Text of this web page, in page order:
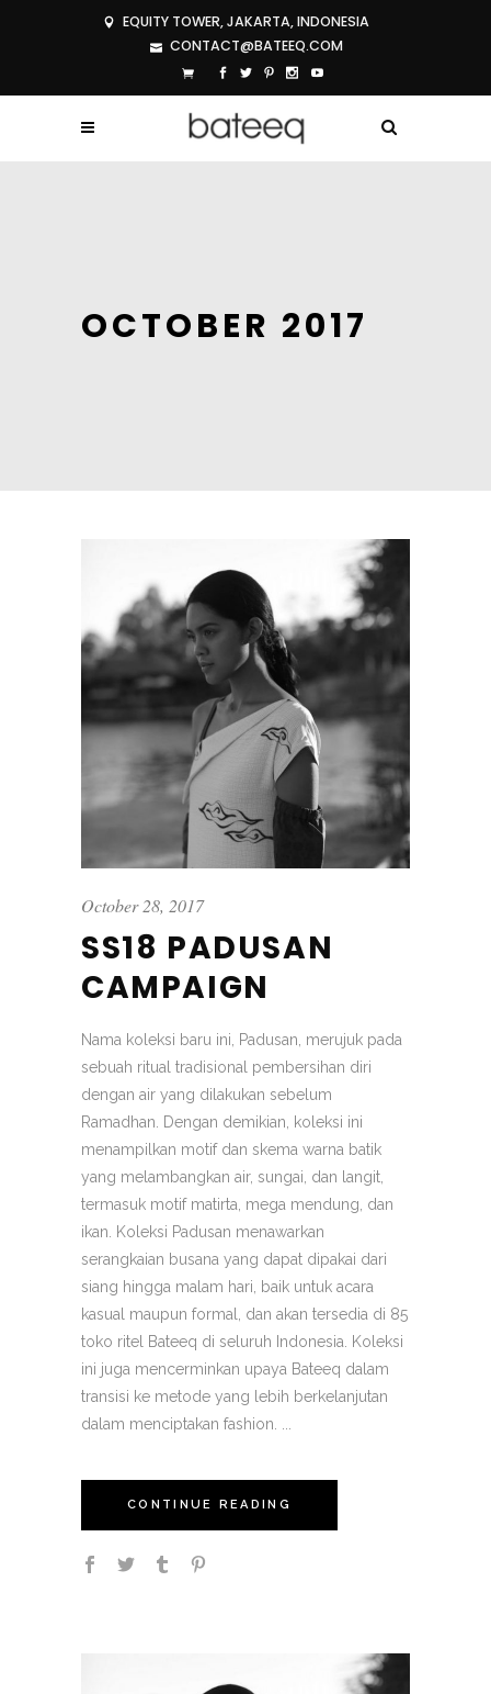
EQUITY TOWER, JAKARTA, INDONESIA
CONTACT@BATEEQ.COM
OCTOBER 2017
October 28, 2017
SS18 PADUSAN
CAMPAIGN
Nama koleksi baru ini, Padusan, merujuk pada
sebuah ritual tradisional pembersihan diri
dengan air yang dilakukan sebelum
Ramadhan. Dengan demikian, koleksi ini
menampilkan motif dan skema warna batik
yang melambangkan air, sungai, dan langit,
termasuk motif matirta, mega mendung, dan
ikan. Koleksi Padusan menawarkan
serangkaian busana yang dapat dipakai dari
siang hingga malam hari, baik untuk acara
kasual maupun formal, dan akan tersedia di 85
toko ritel Bateeq di seluruh Indonesia. Koleksi
ini juga mencerminkan upaya Bateeq dalam
transisi ke metode yang lebih berkelanjutan
dalam menciptakan fashion. ...
CONTINUE READING